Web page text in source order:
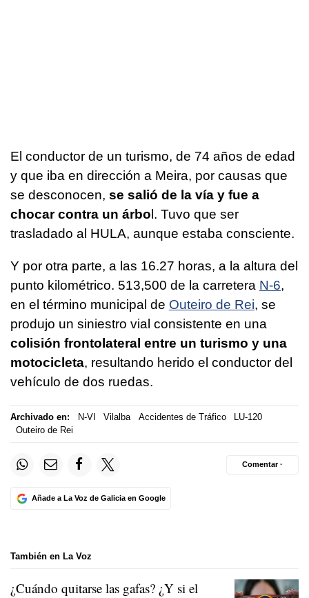
El conductor de un turismo, de 74 años de edad
y que iba en dirección a Meira, por causas que
se desconocen, se salió de la vía y fue a
chocar contra un árbol. Tuvo que ser
trasladado al HULA, aunque estaba consciente.
Y por otra parte, a las 16.27 horas, a la altura del
punto kilométrico. 513,500 de la carretera N-6,
en el término municipal de Outeiro de Rei, se
produjo un siniestro vial consistente en una
colisión frontolateral entre un turismo y una
motocicleta, resultando herido el conductor del
vehículo de dos ruedas.
Archivado en: N-VI Vilalba Accidentes de Tráfico
LU-120
Outeiro de Rei
Añade a La Voz de Galicia en Google
Comentar ·
También en La Voz
¿Cuándo quitarse las gafas? ¿Y si el